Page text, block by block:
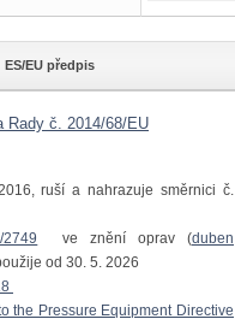
ES/EU předpis
Rady č. 2014/68/EU
ruší a nahrazuje směrnici č.
2749 ve znění oprav (duben
od 30. 5. 2026
the Pressure Equipment Directive